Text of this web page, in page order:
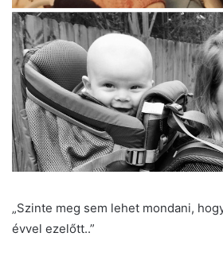
„Szinte meg sem lehet mondani,
évvel ezelőtt..”